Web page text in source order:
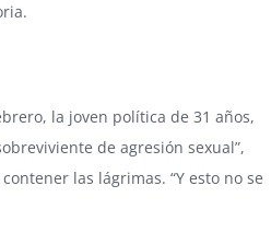
la joven política de 31 años,
de agresión sexual”,
las lágrimas. “Y esto no se